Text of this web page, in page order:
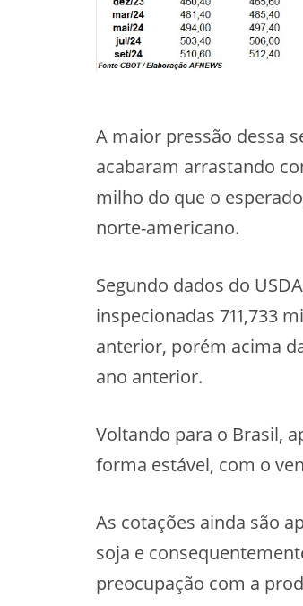
A maior pressão dessa
acabaram arrastando
milho do que o
norte-americano.
Segundo dados do
inspecionadas 711,733
anterior, porém acima
ano anterior.
Voltando para o Brasil,
forma estável, com o
As cotações ainda são
soja e
preocupação com a